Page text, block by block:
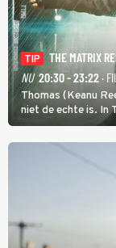
TIP
THE MATRIX
NU 20:30 - 23:22 ·
Thomas (Keanu
niet de echte is. In
proberen uit deze